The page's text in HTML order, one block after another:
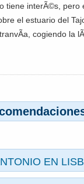
tiene interÃ©s, pero
el estuario del
cogiendo la
EN